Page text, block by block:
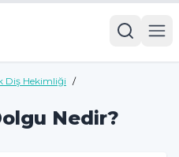
Diş Hekimliği
/
Nedir?